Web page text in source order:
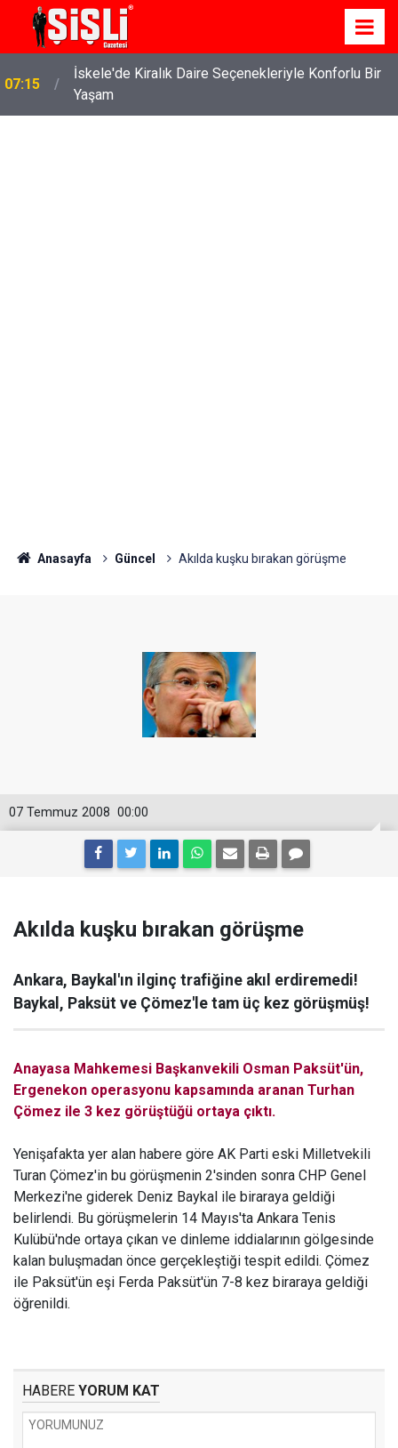
07:15
İskele'de Kiralık Daire Seçenekleriyle Konforlu Bir
Yaşam
Anasayfa Güncel Akılda kuşku bırakan görüşme
00:00
07 Temmuz 2008
Akılda kuşku bırakan görüşme
Ankara, Baykal'ın ilginç trafiğine akıl erdiremedi!
Baykal, Paksüt ve Çömez'le tam üç kez görüşmüş!
Anayasa Mahkemesi Başkanvekili Osman Paksüt'ün,
Ergenekon operasyonu kapsamında aranan Turhan
Çömez ile 3 kez görüştüğü ortaya çıktı.
Yenişafakta yer alan habere göre AK Parti eski Milletvekili
Turan Çömez'in bu görüşmenin 2'sinden sonra CHP Genel
Merkezi'ne giderek Deniz Baykal ile biraraya geldiği
belirlendi. Bu görüşmelerin 14 Mayıs'ta Ankara Tenis
Kulübü'nde ortaya çıkan ve dinleme iddialarının gölgesinde
kalan buluşmadan önce gerçekleştiği tespit edildi. Çömez
ile Paksüt'ün eşi Ferda Paksüt'ün 7-8 kez biraraya geldiği
öğrenildi.
HABERE YORUM KAT